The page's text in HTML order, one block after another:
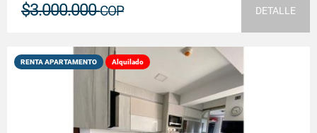
$3.000.000COP DETALLE
RENTA APARTAMENTO Alquilado